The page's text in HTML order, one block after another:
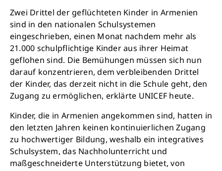
Zwei Drittel der geflüchteten Kinder in Armenien
sind in den nationalen Schulsystemen
eingeschrieben, einen Monat nachdem mehr als
21.000 schulpflichtige Kinder aus ihrer Heimat
geflohen sind. Die Bemühungen müssen sich nun
darauf konzentrieren, dem verbleibenden Drittel
der Kinder, das derzeit nicht in die Schule geht, den
Zugang zu ermöglichen, erklärte UNICEF heute.
Kinder, die in Armenien angekommen sind, hatten in
den letzten Jahren keinen kontinuierlichen Zugang
zu hochwertiger Bildung, weshalb ein integratives
Schulsystem, das Nachholunterricht und
maßgeschneiderte Unterstützung bietet, von
Schließen